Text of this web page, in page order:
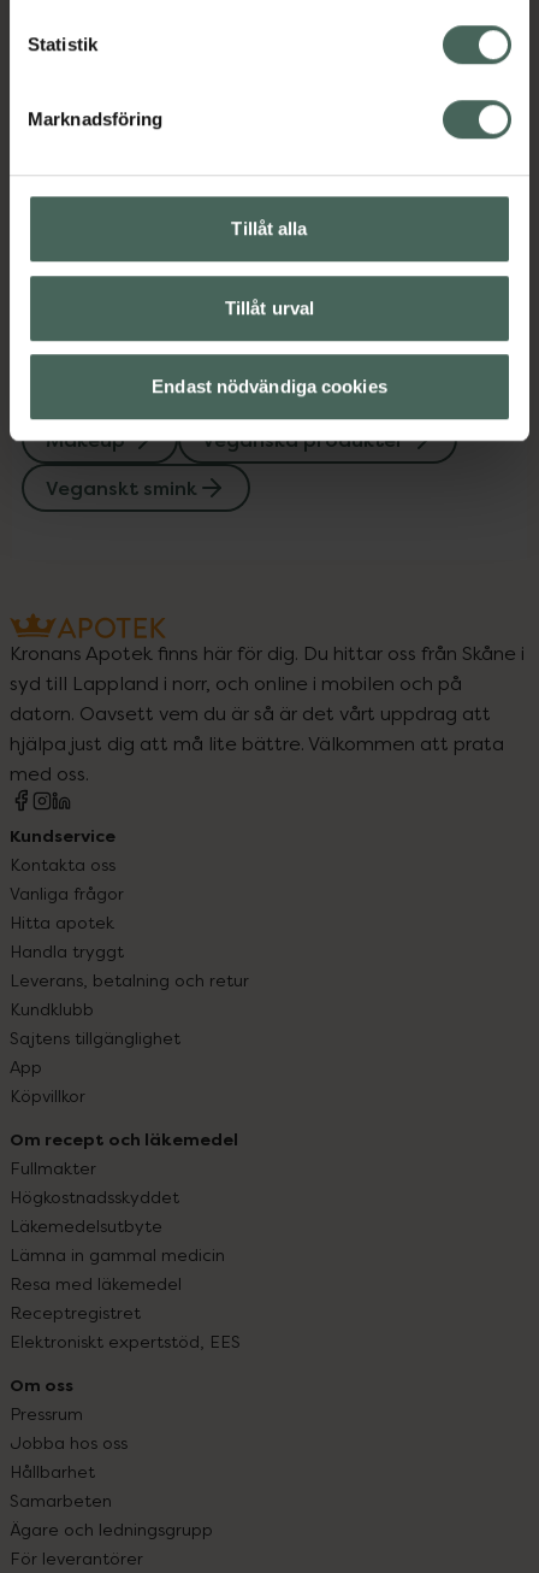
Statistik
Marknadsföring
Tillåt alla
Tillåt urval
Endast nödvändiga cookies
Omdömen Visa
Visa
Upptäck flera produkter inom
Basmakeup
Foundation
Makeup
Veganska produkter
Veganskt smink
Kronans Apotek finns här för dig. Du hittar oss från Skåne i
syd till Lappland i norr, och online i mobilen och på
datorn. Oavsett vem du är så är det vårt uppdrag att
hjälpa just dig att må lite bättre. Välkommen att prata
med oss.
Kundservice
Kontakta oss
Vanliga frågor
Hitta apotek
Handla tryggt
Leverans, betalning och retur
Kundklubb
Sajtens tillgänglighet
App
Köpvillkor
Om recept och läkemedel
Fullmakter
Högkostnadsskyddet
Läkemedelsutbyte
Lämna in gammal medicin
Resa med läkemedel
Receptregistret
Elektroniskt expertstöd, EES
Om oss
Pressrum
Jobba hos oss
Hållbarhet
Samarbeten
Ägare och ledningsgrupp
För leverantörer